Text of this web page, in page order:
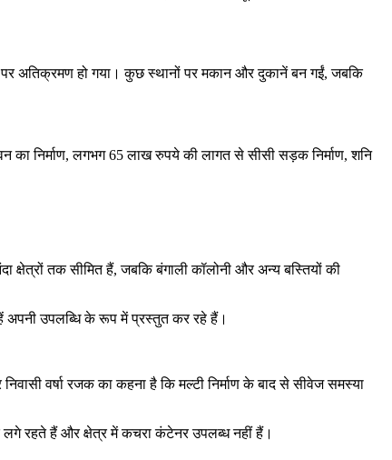
अतिक्रमण हो गया। कुछ स्थानों पर मकान और दुकानें बन गईं, जबकि
का निर्माण, लगभग 65 लाख रुपये की लागत से सीसी सड़क निर्माण, शनि
क्षेत्रों तक सीमित हैं, जबकि बंगाली कॉलोनी और अन्य बस्तियों की
अपनी उपलब्धि के रूप में प्रस्तुत कर रहे हैं।
वर्षा रजक का कहना है कि मल्टी निर्माण के बाद से सीवेज समस्या
लगे रहते हैं और क्षेत्र में कचरा कंटेनर उपलब्ध नहीं हैं।